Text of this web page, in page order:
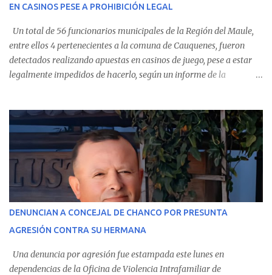
evolución favorable. No obstante, alrededo...
EN CASINOS PESE A PROHIBICIÓN LEGAL
Un total de 56 funcionarios municipales de la Región del Maule,
entre ellos 4 pertenecientes a la comuna de Cauquenes, fueron
detectados realizando apuestas en casinos de juego, pese a estar
legalmente impedidos de hacerlo, según un informe de la
estableció que estos funcionarios —quienes administran o
custodian fondos públicos— efectuaron transacciones por un
monto total de $116.075.918 entre enero de 2024 y junio de 2025.
En el detalle regional, se indica que en la comuna de Cauquenes se
identificó a cuatro funcionarios involucrados en este tipo de
operaciones. Asimismo, se precisa que uno de los casos
corresponde a un funcionario de la Municipalidad de Chanco,
detectaron incumplimientos a la normativa vigente. El informe
precisa que la mayor cantidad de dinero apostado se registró en
Talca, donde...
DENUNCIAN A CONCEJAL DE CHANCO POR PRESUNTA
AGRESIÓN CONTRA SU HERMANA
Una denuncia por agresión fue estampada este lunes en
dependencias de la Oficina de Violencia Intrafamiliar de